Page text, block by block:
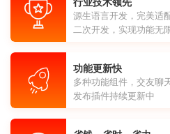
行业技术领先
源生语言开发，完美适
二次开发，实现功能无
功能更新快
多种功能组件，交友聊
发布插件持续更新中